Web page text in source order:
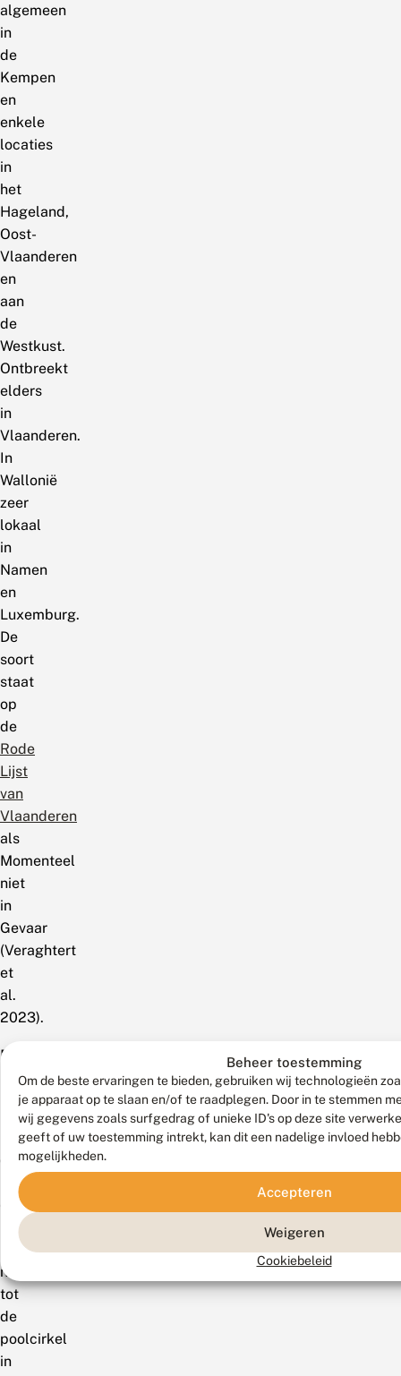
Beheer toestemming
Om de beste ervaringen te bieden, gebruiken wij technologieën
je apparaat op te slaan en/of te raadplegen. Door in te stemmen
wij gegevens zoals surfgedrag of unieke ID's op deze site
geeft of uw toestemming intrekt, kan dit een nadelige invloed
mogelijkheden.
Accepteren
Weigeren
Cookiebeleid
algemeen
in
de
Kempen
en
enkele
locaties
in
het
Hageland,
Oost-
Vlaanderen
en
aan
de
Westkust.
Ontbreekt
elders
in
Vlaanderen.
In
Wallonië
zeer
lokaal
in
Namen
en
Luxemburg.
De
soort
staat
op
de
Rode
Lijst
van
Vlaanderen
als
Momenteel
niet
in
Gevaar
(Veraghtert
et
al.
2023).
Mondiaal
Heel
Europa
behalve
Britse
eilanden;
noorden
tot
de
poolcirkel
in